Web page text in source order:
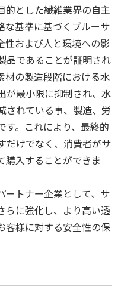
的とした繊維業界の自主
な基準に基づくブルーサ
性および人と環境への影
品であることが証明され
材の製造段階における水
が最小限に抑制され、水
されている事、製造、労
す。これにより、最終的
だけでなく、消費者がサ
購入することができま
トナー企業として、サ
らに強化し、より⾼い透
客様に対する安全性の保